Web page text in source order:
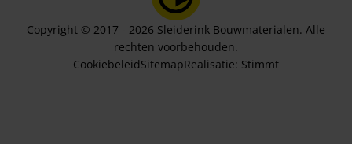
Copyright © 2017 - 2026 Sleiderink Bouwmaterialen. Alle
rechten voorbehouden.
CookiebeleidSitemapRealisatie: Stimmt